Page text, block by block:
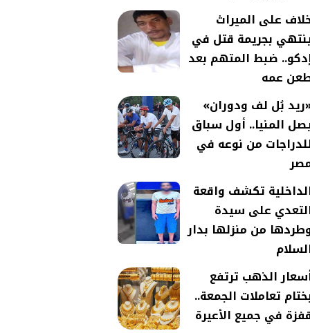
على الميراث
بجريمة قتل في
ضبط المتهم بعد
عمه
بُل لف ودوران»
المنيا.. أول سباق
من نوعه في
تكشف واقعة
على سيدة
من منزلها بدار
الذهب ترتفع
تعاملات الجمعة..
في جميع الأعيرة